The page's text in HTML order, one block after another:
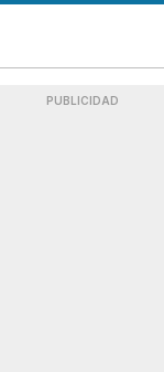
PUBLICIDAD